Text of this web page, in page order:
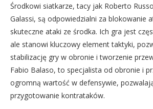
Środkowi siatkarze, tacy jak Roberto
Galassi, są odpowiedzialni za blokowanie
skuteczne ataki ze środka. Ich gra jest
ale stanowi kluczowy element taktyki,
stabilizację gry w obronie i tworzenie
Fabio Balaso, to specjalista od obronie i
ogromną wartość w defensywie,
przygotowanie kontrataków.